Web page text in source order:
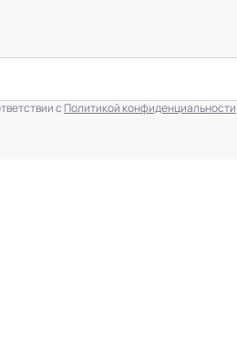
с Политикой конфиденциальности